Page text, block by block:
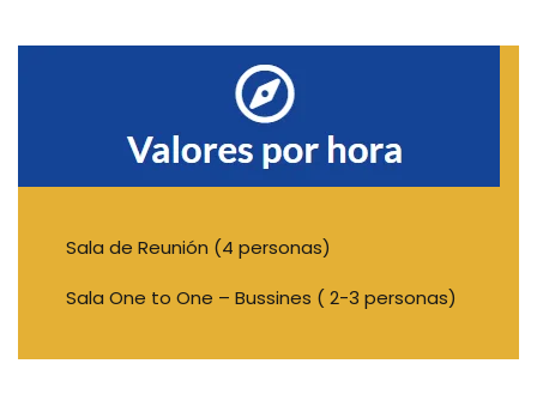
Sala de Reunión (4 personas)
Sala One to One – Bussines ( 2-3 personas)